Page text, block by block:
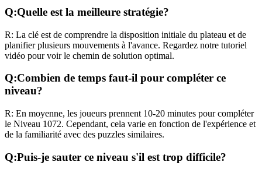
Q:Quelle est la meilleure stratégie?
R: La clé est de comprendre la disposition initiale du plateau et de
planifier plusieurs mouvements à l'avance. Regardez notre tutoriel
vidéo pour voir le chemin de solution optimal.
Q:Combien de temps faut-il pour compléter ce
niveau?
R: En moyenne, les joueurs prennent 10-20 minutes pour compléter
le Niveau 1072. Cependant, cela varie en fonction de l'expérience et
de la familiarité avec des puzzles similaires.
Q:Puis-je sauter ce niveau s'il est trop difficile?